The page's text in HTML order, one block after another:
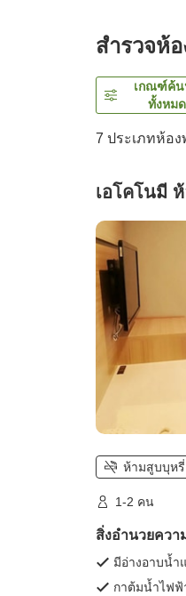
สำรวจห้
เกณฑ์ค้น
ทั้งหมด
7 ประเภทห้อง
เอโคโนมี
ห้ามสูบบุหรี่
1-2 คน
สิ่งอำนวยควา
มีอ่างอาบน้ำ
กาต้มน้ำไฟฟ้